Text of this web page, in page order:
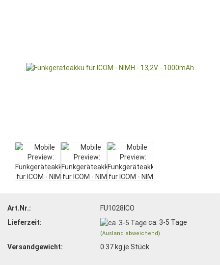
Art.Nr.:
FU1028ICO
Lieferzeit:
ca. 3-5 Tage
(Ausland abweichend)
Versandgewicht: 0.37 kg je Stück